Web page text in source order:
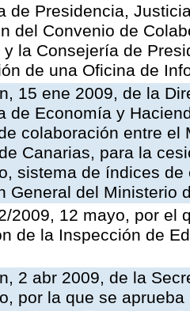
de Presidencia,
del Convenio de
y la Consejería de
de una Oficina de
15 ene 2009, de la
de Economía y
colaboración entre
Canarias, para la
sistema de índices
General del Ministerio
2009, 12 mayo, por el
de la Inspección de
2 abr 2009, de la
por la que se